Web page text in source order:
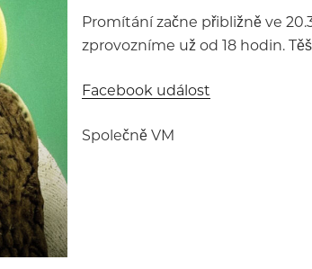
Promítání začne přibližně ve
zprovozníme už od 18 hodin.
Facebook událost
Společně VM